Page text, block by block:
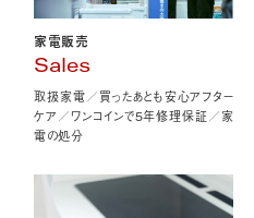
家電販売
Sales
取扱家電／買ったあとも安心アフター
ケア／ワンコインで5年修理保証／家
電の処分